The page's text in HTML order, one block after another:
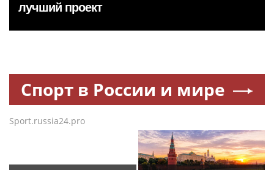
лучший проект
Спорт в России и мире
Sport.russia24.pro